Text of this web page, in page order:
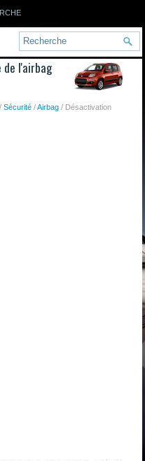
de l'airbag
/Sécurité /Airbag / Désactivation